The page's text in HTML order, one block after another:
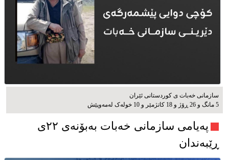
سازمانی خەبات ی كوردستانی ئێران
5 مانگ و 26 ڕۆژ و 18 کاتژمێر و 10 خوله‌ک له‌مه‌وپێش‌
پەیامی سازمانی خەبات بەبۆنەی ۲۲ی
ڕێبەندان